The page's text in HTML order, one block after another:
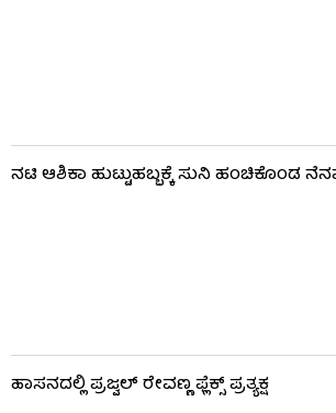
ನಟಿ ಆಶಿಕಾ ಹುಟ್ಟುಹಬ್ಬಕ್ಕೆ ಸುನಿ ಹಂಚಿಕೊಂಡ
ಹಾಸನದಲ್ಲಿ ಪ್ರಜ್ವಲ್ ರೇವಣ್ಣ ಫ್ಲೆಕ್ಸ್ ಪ್ರತ್ಯಕ್ಷ